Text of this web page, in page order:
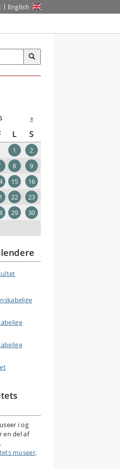
English
»
L S
1
2
8
9
15
16
22
23
29
30
i og
en del af
museer.